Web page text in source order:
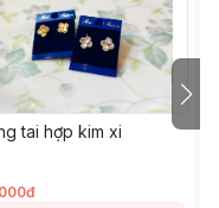
tai hợp kim xi